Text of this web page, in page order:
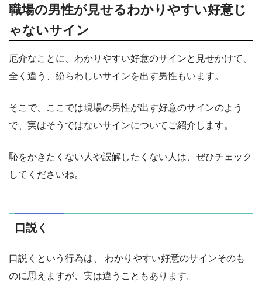
職場の男性が見せるわかりやすい好意じ
ゃないサイン
厄介なことに、わかりやすい好意のサインと見せかけて、
全く違う、紛らわしいサインを出す男性もいます。
そこで、ここでは現場の男性が出す好意のサインのよう
で、実はそうではないサインについてご紹介します。
恥をかきたくない人や誤解したくない人は、ぜひチェック
してくださいね。
口説く
口説くという行為は、 わかりやすい好意のサインそのも
のに思えますが、実は違うこともあります。